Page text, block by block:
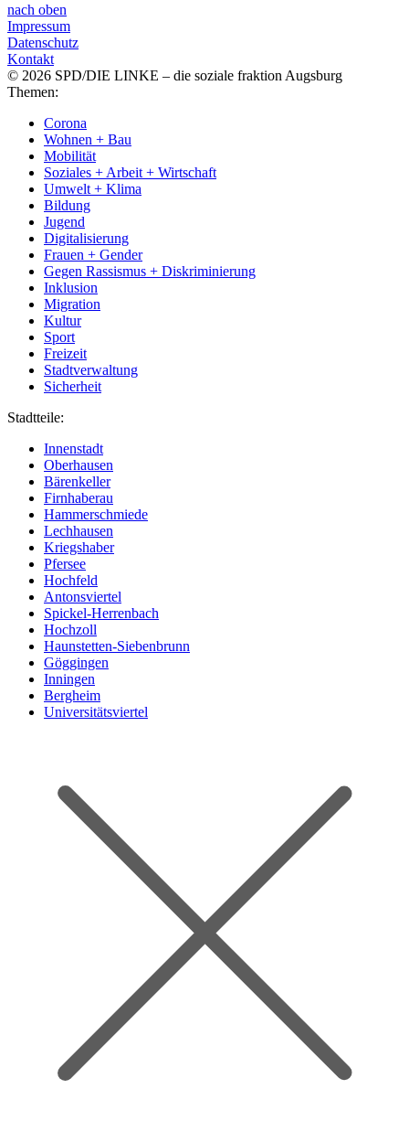
nach oben
Impressum
Datenschutz
Kontakt
© 2026 SPD/DIE LINKE – die soziale fraktion Augsburg
Themen:
Corona
Wohnen + Bau
Mobilität
Soziales + Arbeit + Wirtschaft
Umwelt + Klima
Bildung
Jugend
Digitalisierung
Frauen + Gender
Gegen Rassismus + Diskriminierung
Inklusion
Migration
Kultur
Sport
Freizeit
Stadtverwaltung
Sicherheit
Stadtteile:
Innenstadt
Oberhausen
Bärenkeller
Firnhaberau
Hammerschmiede
Lechhausen
Kriegshaber
Pfersee
Hochfeld
Antonsviertel
Spickel-Herrenbach
Hochzoll
Haunstetten-Siebenbrunn
Göggingen
Inningen
Bergheim
Universitätsviertel